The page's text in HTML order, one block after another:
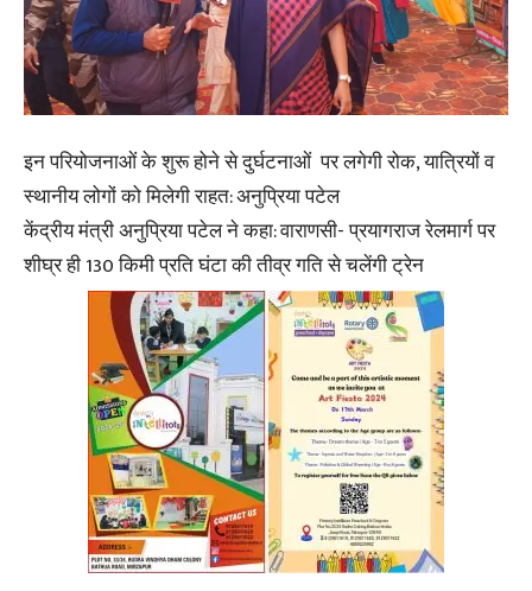
इन परियोजनाओं के शुरू होने से दुर्घटनाओं पर लगेगी रोक, यात्रियों व
स्थानीय लोगों को मिलेगी राहत: अनुप्रिया पटेल
केंद्रीय मंत्री अनुप्रिया पटेल ने कहा: वाराणसी- प्रयागराज रेलमार्ग पर
शीघ्र ही 130 किमी प्रति घंटा की तीव्र गति से चलेंगी ट्रेन